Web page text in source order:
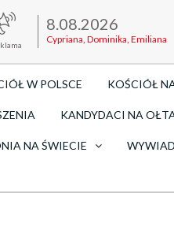
8.08.2026
Cypriana, Dominika, Emiliana
W POLSCE KOŚCIÓŁ
KANDYDACI NA
NA ŚWIECIE WYWIAD